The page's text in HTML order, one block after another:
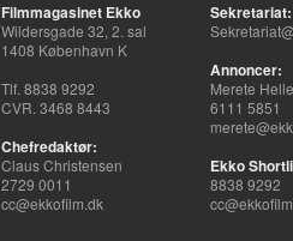
Filmmagasinet Ekko
Wildersgade 32, 2. sal
1408 København K
Tlf. 8838 9292
CVR. 3468 8443
Chefredaktør:
Claus Christensen
2729 0011
cc@ekkofilm.dk
Sekretariat:
Annoncer:
Merete
6111 5851
Ekko
8838 9292